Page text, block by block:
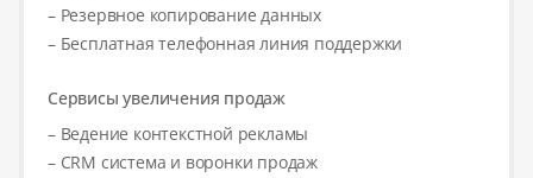
– Резервное копирование данных
– Бесплатная телефонная линия поддержки
Сервисы увеличения продаж
– Ведение контекстной рекламы
– CRM система и воронки продаж